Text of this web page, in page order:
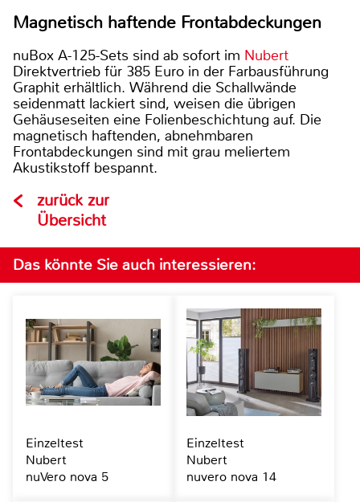
Magnetisch haftende Frontabdeckungen
nuBox A-125-Sets sind ab sofort im Nubert
Direktvertrieb für 385 Euro in der Farbausführung
Graphit erhältlich. Während die Schallwände
seidenmatt lackiert sind, weisen die übrigen
Gehäuseseiten eine Folienbeschichtung auf. Die
magnetisch haftenden, abnehmbaren
Frontabdeckungen sind mit grau meliertem
Akustikstoff bespannt.
zurück zur
Übersicht
Das könnte Sie auch interessieren:
Einzeltest
Nubert
nuVero nova 5
Einzeltest
Nubert
nuvero nova 14